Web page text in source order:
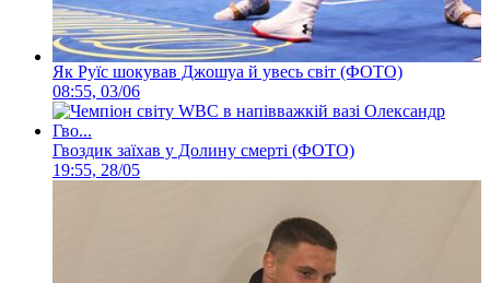
Як Руїс шокував Джошуа й увесь світ (ФОТО)
08:55, 03/06
Гвоздик заїхав у Долину смерті (ФОТО)
19:55, 28/05